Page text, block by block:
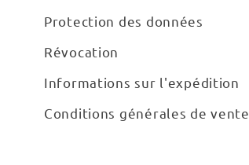
Protection des données
Révocation
Informations sur l'expédition
Conditions générales de vente